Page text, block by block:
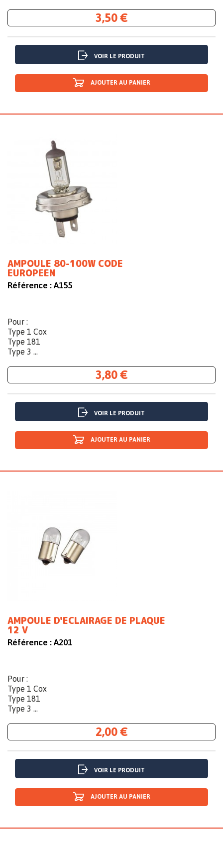
3,50 €
VOIR LE PRODUIT
AJOUTER AU PANIER
AMPOULE 80-100W CODE
EUROPEEN
Référence : A155
Pour :
Type 1 Cox
Type 181
Type 3 ...
3,80 €
VOIR LE PRODUIT
AJOUTER AU PANIER
AMPOULE D'ECLAIRAGE DE PLAQUE
12 V
Référence : A201
Pour :
Type 1 Cox
Type 181
Type 3 ...
2,00 €
VOIR LE PRODUIT
AJOUTER AU PANIER